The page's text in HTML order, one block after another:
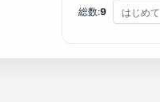
総数:9 はじめて